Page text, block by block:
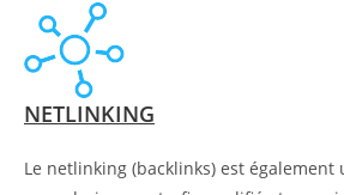
NETLINKING
Le netlinking (backlinks) est également